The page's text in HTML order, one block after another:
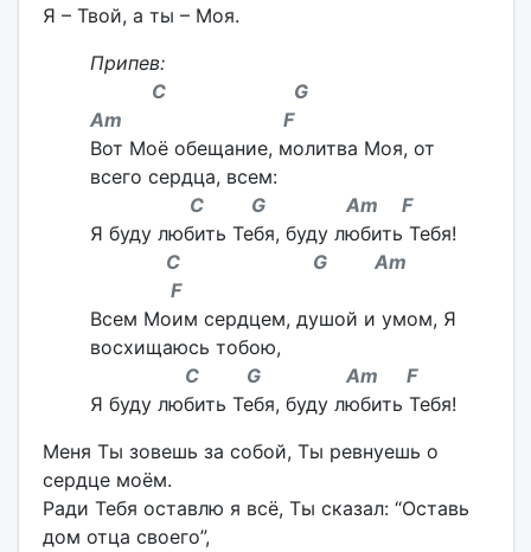
Я – Твой, а ты – Моя.
Припев:
C G
Am F
Вот Моё обещание, молитва Моя, от
всего сердца, всем:
C G Am F
Я буду любить Тебя, буду любить Тебя!
C G Am
F
Всем Моим сердцем, душой и умом, Я
восхищаюсь тобою,
C G Am F
Я буду любить Тебя, буду любить Тебя!
Меня Ты зовешь за собой, Ты ревнуешь о
сердце моём.
Ради Тебя оставлю я всё, Ты сказал: “Оставь
дом отца своего”,